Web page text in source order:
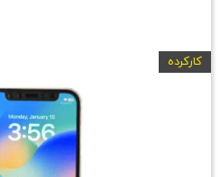
کارکرده